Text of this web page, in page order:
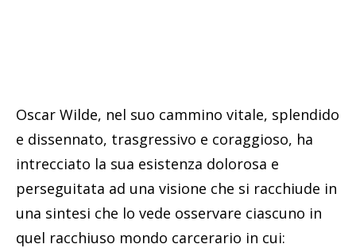
Oscar Wilde, nel suo cammino vitale, splendido
e dissennato, trasgressivo e coraggioso, ha
intrecciato la sua esistenza dolorosa e
perseguitata ad una visione che si racchiude in
una sintesi che lo vede osservare ciascuno in
quel racchiuso mondo carcerario in cui: